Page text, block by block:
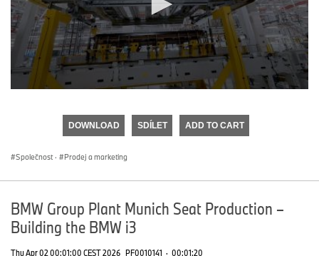
DOWNLOAD SDÍLET ADD TO CART
Společnost · Prodej a marketing
BMW Group Plant Munich Seat Production –
Building the BMW i3
Thu Apr 02 00:01:00 CEST 2026 PF0010141 · 00:01:20